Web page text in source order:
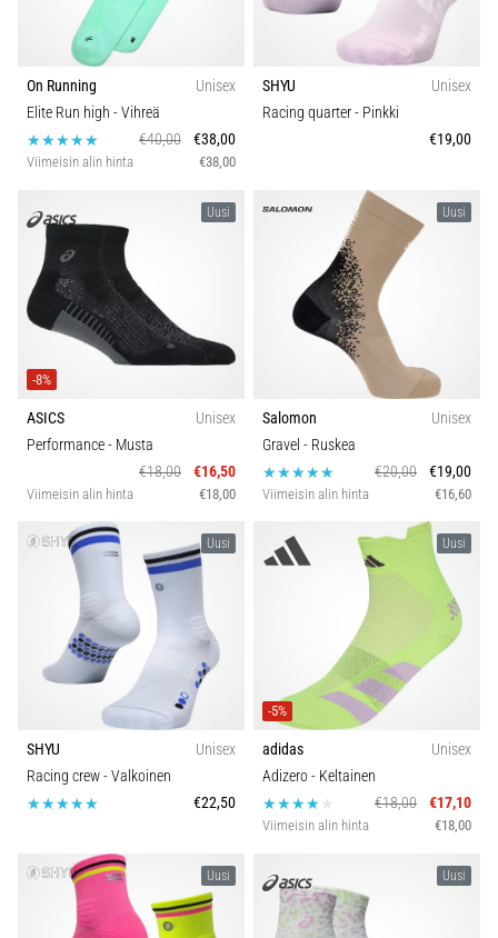
On Running
Unisex
Elite Run high - Vihreä
€40,00
€38,00
Viimeisin alin hinta €38,00
SHYU
Unisex
Racing quarter- Pinkki
€19,00
Uusi
-8%
ASICS
Unisex
Performance- Musta
€18,00
€16,50
Viimeisin alin hinta €18,00
Uusi
Salomon
Unisex
Gravel - Ruskea
€20,00
€19,00
Viimeisin alin hinta €16,60
Uusi
SHYU
Unisex
Racing crew- Valkoinen
€22,50
Uusi
-5%
adidas
Unisex
Adizero- Keltainen
€18,00
€17,10
Viimeisin alin hinta €18,00
Uusi Uusi